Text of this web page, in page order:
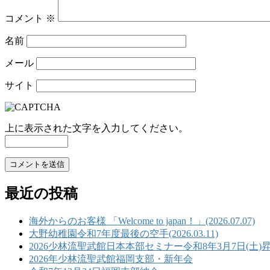
コメント ※
名前
メール
サイト
上に表示された文字を入力してください。
最近の投稿
海外からのお客様 「Welcome to japan！」(2026.07.07)
大野幼稚園令和7年度最後の空手(2026.03.11)
2026少林流聖武館日本本部セミナー令和8年3月7日(土)
2026年少林流聖武館福岡支部・新年会